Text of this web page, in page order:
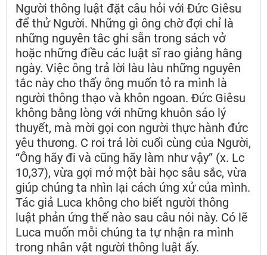
Người thông luật đặt câu hỏi với Đức Giêsu
để thử Người. Những gì ông chờ đợi chỉ là
những nguyên tắc ghi sẵn trong sách vở
hoặc những điều các luật sĩ rao giảng hằng
ngày. Việc ông trả lời làu làu những nguyên
tắc này cho thấy ông muốn tỏ ra mình là
người thông thạo và khôn ngoan. Đức Giêsu
không bằng lòng với những khuôn sáo lý
thuyết, mà mời gọi con người thực hành đức
yêu thương. C roi trả lời cuối cùng của Người,
“Ông hãy đi và cũng hãy làm như vậy” (x. Lc
10,37), vừa gợi mở một bài học sâu sắc, vừa
giúp chúng ta nhìn lại cách ứng xử của mình.
Tác giả Luca không cho biết người thông
luật phản ứng thế nào sau câu nói này. Có lẽ
Luca muốn mỗi chúng ta tự nhận ra mình
trong nhân vật người thông luật ấy.